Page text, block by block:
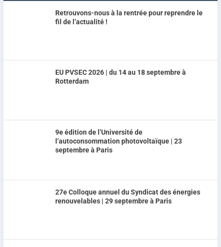
Retrouvons-nous à la rentrée pour reprendre le
fil de l’actualité !
EU PVSEC 2026 | du 14 au 18 septembre à
Rotterdam
9e édition de l’Université de
l’autoconsommation photovoltaïque | 23
septembre à Paris
27e Colloque annuel du Syndicat des énergies
renouvelables | 29 septembre à Paris